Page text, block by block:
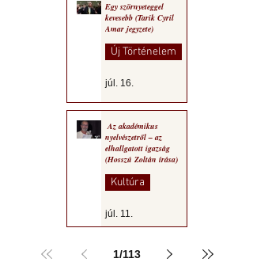
Egy szörnyeteggel
kevesebb (Tarik Cyril
Amar jegyzete)
Új Történelem
júl. 16.
Az akadémikus
nyelvészetről – az
elhallgatott igazság
(Hosszú Zoltán írása)
Kultúra
júl. 11.
1/113